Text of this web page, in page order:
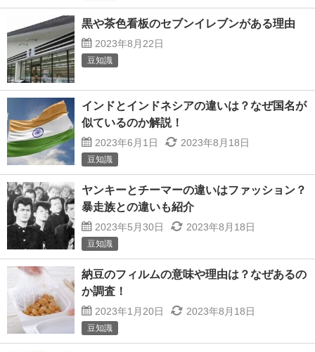
黒や茶色看板のセブンイレブンがある理由
2023年8月22日
豆知識
インドとインドネシアの違いは？なぜ国名が
似ているのか解説！
2023年6月1日 2023年8月18日
豆知識
ヤンキーとチーマーの違いはファッション？
暴走族との違いも紹介
2023年5月30日 2023年8月18日
豆知識
納豆のフィルムの意味や理由は？なぜあるの
か調査！
2023年1月20日 2023年8月18日
豆知識